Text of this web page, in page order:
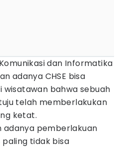
dan Informatika
adanya CHSE bisa
wisatawan bahwa sebuah
telah memberlakukan
ketat.
adanya pemberlakuan
paling tidak bisa